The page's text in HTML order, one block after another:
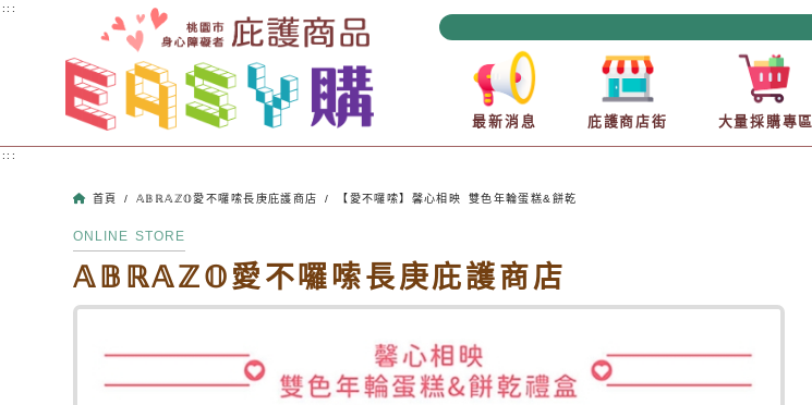
跳到主要內容
:::
最新消息 庇護商店街 大量採購專區
:::
首頁 / 𝔸𝔹ℝ𝔸ℤ𝕆愛不囉嗦長庚庇護商店 / 【愛不囉嗦】馨心相映 雙色年輪蛋糕&餅乾
ONLINE STORE
𝔸𝔹ℝ𝔸ℤ𝕆愛不囉嗦長庚庇護商店